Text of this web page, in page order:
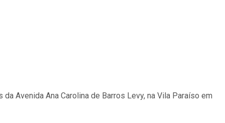
Avenida Ana Carolina de Barros Levy, na Vila Paraíso em